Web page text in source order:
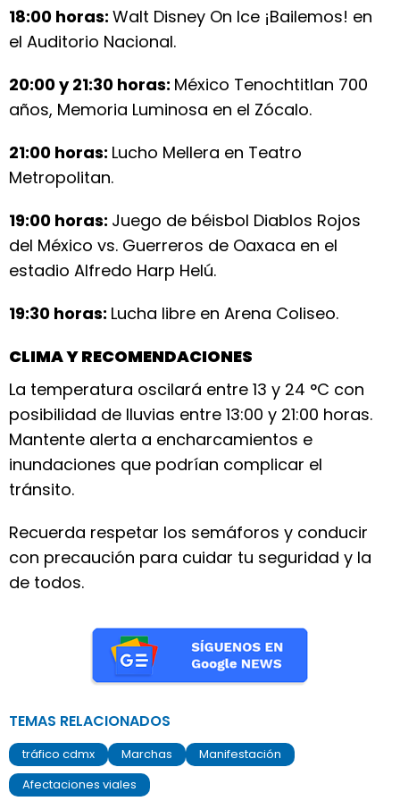
18:00 horas: Walt Disney On Ice ¡Bailemos! en
el Auditorio Nacional.
20:00 y 21:30 horas: México Tenochtitlan 700
años, Memoria Luminosa en el Zócalo.
21:00 horas: Lucho Mellera en Teatro
Metropolitan.
19:00 horas: Juego de béisbol Diablos Rojos
del México vs. Guerreros de Oaxaca en el
estadio Alfredo Harp Helú.
19:30 horas: Lucha libre en Arena Coliseo.
CLIMA Y RECOMENDACIONES
La temperatura oscilará entre 13 y 24 °C con
posibilidad de lluvias entre 13:00 y 21:00 horas.
Mantente alerta a encharcamientos e
inundaciones que podrían complicar el
tránsito.
Recuerda respetar los semáforos y conducir
con precaución para cuidar tu seguridad y la
de todos.
TEMAS RELACIONADOS
tráfico cdmx Marchas
Manifestación
Afectaciones viales